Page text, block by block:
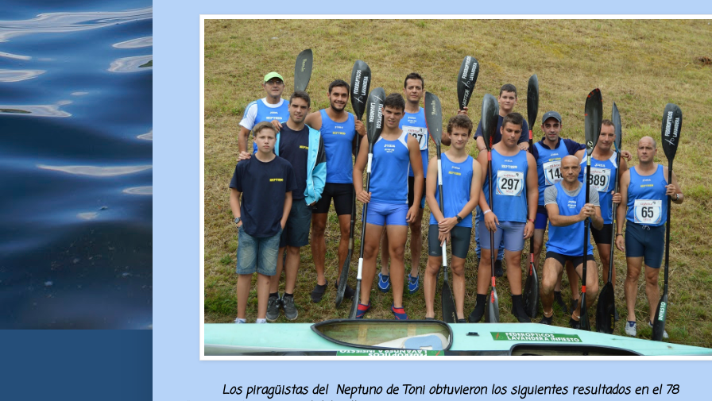
Los piragüistas del Neptuno de Toniobtuvieron los siguientes resultados en el 78